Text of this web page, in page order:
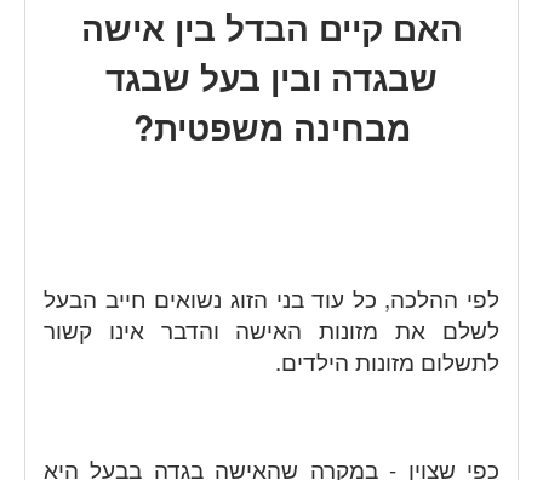
האם קיים הבדל בין אישה
שבגדה ובין בעל שבגד
מבחינה משפטית?
לפי ההלכה, כל עוד בני הזוג נשואים חייב הבעל
לשלם את מזונות האישה והדבר אינו קשור
לתשלום מזונות הילדים.
כפי שצוין - במקרה שהאישה בגדה בבעל היא